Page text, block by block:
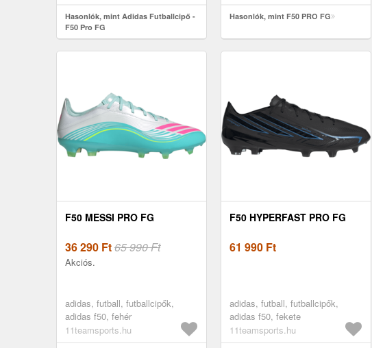
Hasonlók, mint Adidas Futballcipő -
F50 Pro FG
Hasonlók, mint F50 PRO FG
F50 MESSI PRO FG
36 290 Ft65 990 Ft
Akciós.
adidas, futball, futballcipők,
adidas f50, fehér
11teamsports.hu
F50 HYPERFAST PRO FG
61 990 Ft
adidas, futball, futballcipők,
adidas f50, fekete
11teamsports.hu